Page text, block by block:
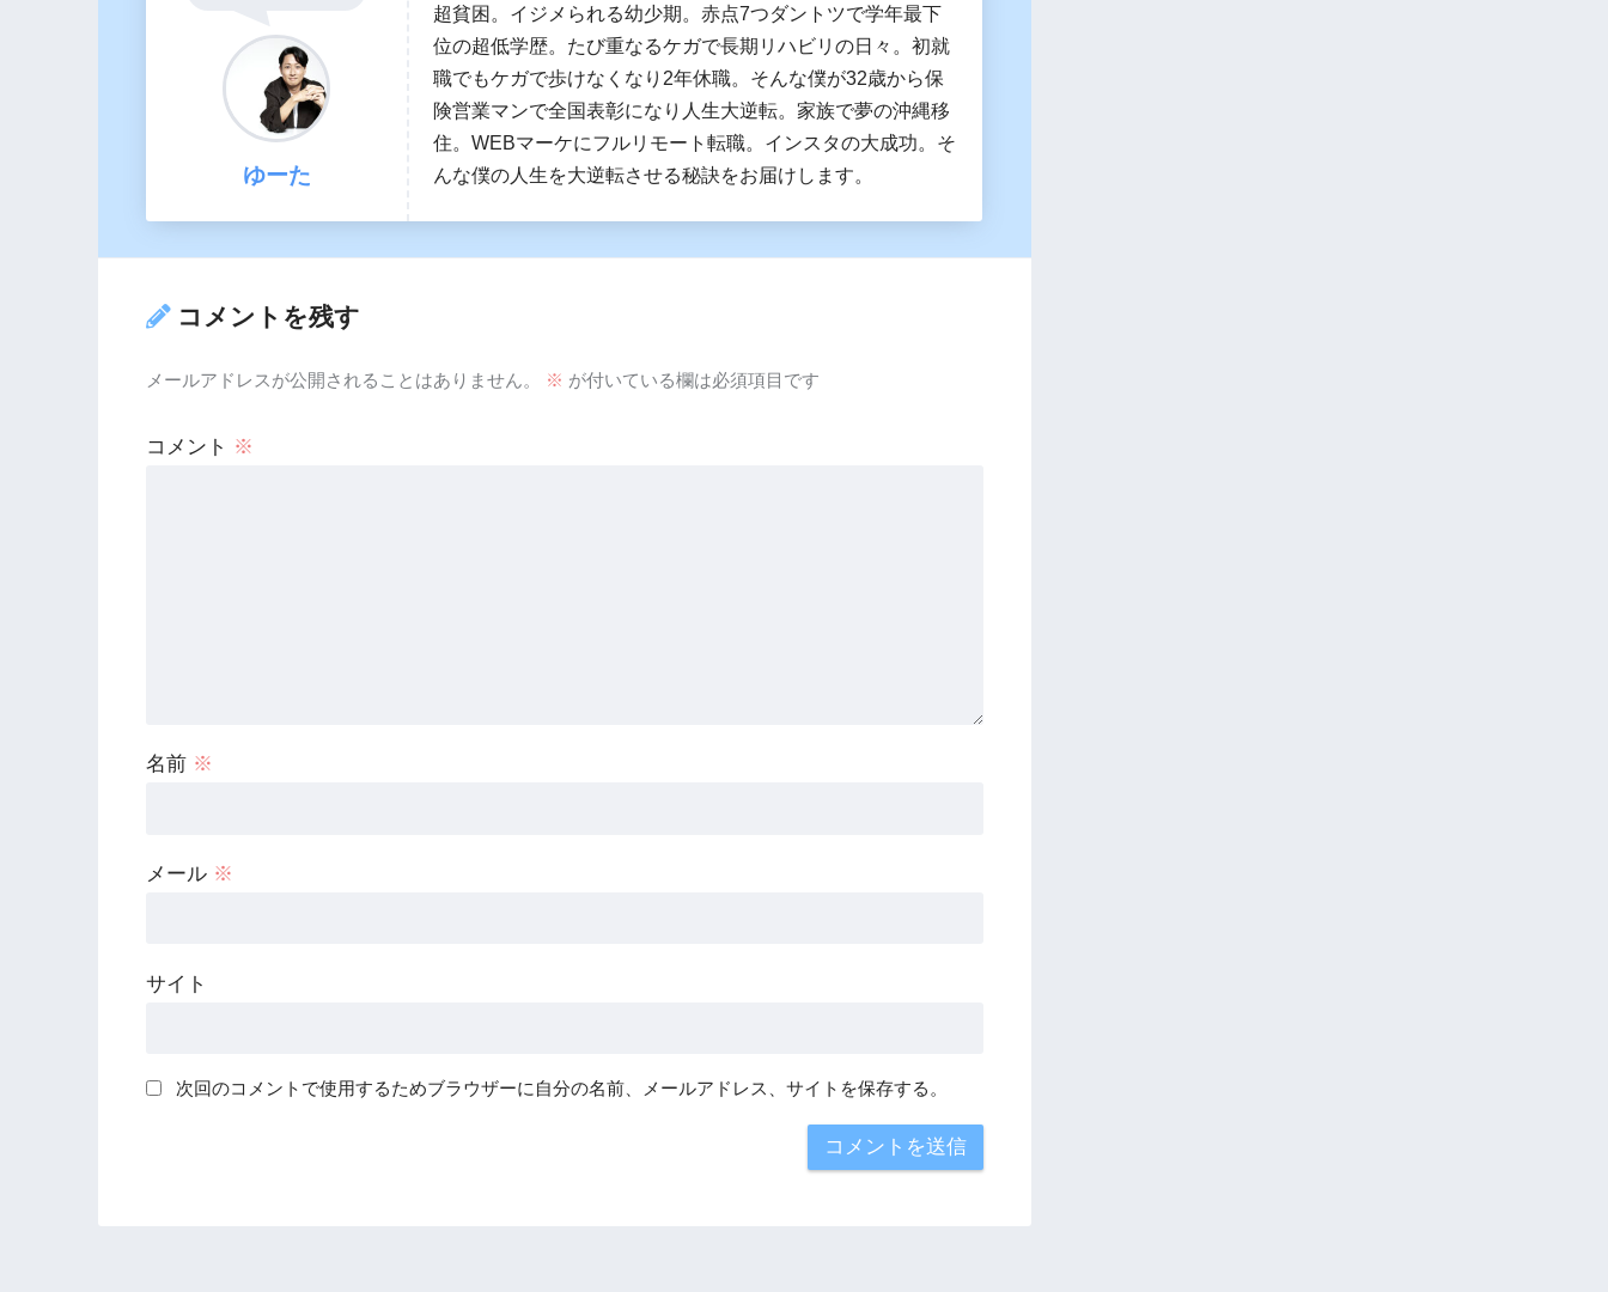
ゆーた
超貧困。イジメられる幼少期。赤点7つダントツで学年最下
位の超低学歴。たび重なるケガで長期リハビリの日々。初就
職でもケガで歩けなくなり2年休職。そんな僕が32歳から保
険営業マンで全国表彰になり人生大逆転。家族で夢の沖縄移
住。WEBマーケにフルリモート転職。インスタの大成功。そ
んな僕の人生を大逆転させる秘訣をお届けします。
コメントを残す
メールアドレスが公開されることはありません。 ※ が付いている欄は必須項目です
コメント ※
名前 ※
メール ※
サイト
次回のコメントで使用するためブラウザーに自分の名前、メールアドレス、サイトを保存する。